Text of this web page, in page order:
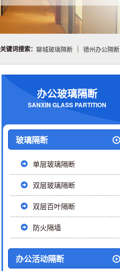
关键词搜索： 聊城玻璃隔断 德州办公隔断
办公玻璃隔断
SANXIN GLASS PARTITION
玻璃隔断
单层玻璃隔断
双层玻璃隔断
双层百叶隔断
防火隔墙
办公活动隔断